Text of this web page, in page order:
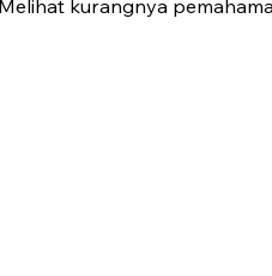
Melihat kurangnya